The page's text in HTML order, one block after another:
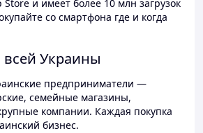
Store и имеет более 10 млн загрузок
со смартфона где и когда
Украины
предприниматели —
семейные магазины,
компании. Каждая покупка
бизнес.